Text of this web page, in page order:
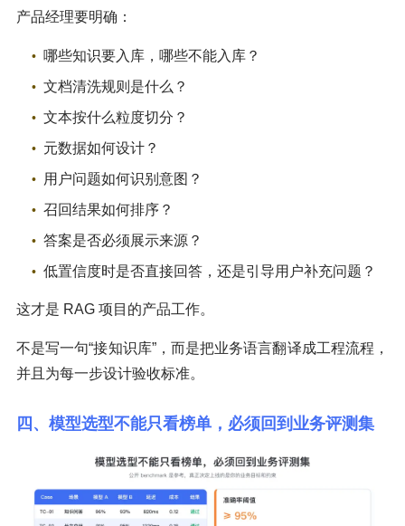
产品经理要明确：
哪些知识要入库，哪些不能入库？
文档清洗规则是什么？
文本按什么粒度切分？
元数据如何设计？
用户问题如何识别意图？
召回结果如何排序？
答案是否必须展示来源？
低置信度时是否直接回答，还是引导用户补充问题？
这才是 RAG 项目的产品工作。
不是写一句“接知识库”，而是把业务语言翻译成工程流程，
并且为每一步设计验收标准。
四、模型选型不能只看榜单，必须回到业务评测集